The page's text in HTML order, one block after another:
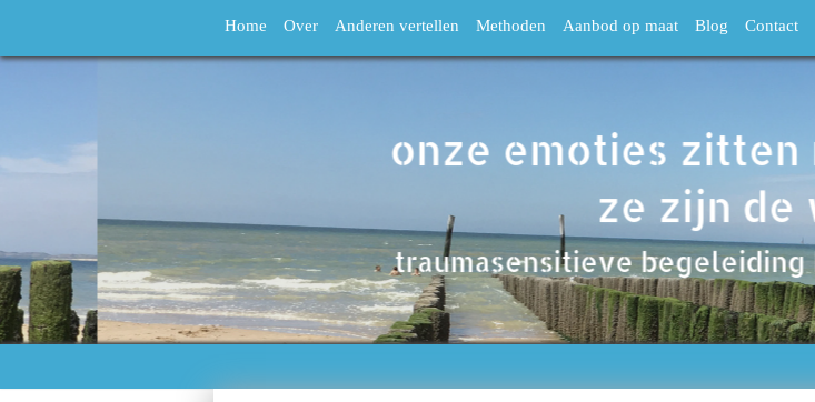
Home Over Anderen vertellen Methoden Aanbod op maat Blog Contact